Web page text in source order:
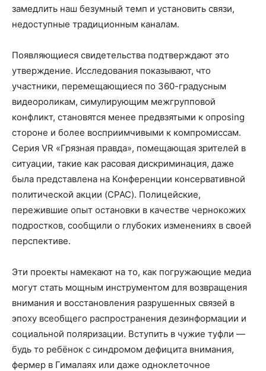
замедлить наш безумный темп и установить связи,
недоступные традиционным каналам.
Появляющиеся свидетельства подтверждают это
утверждение. Исследования показывают, что
участники, перемещающиеся по 360-градусным
видеороликам, симулирующим межгрупповой
конфликт, становятся менее предвзятыми к опposing
стороне и более восприимчивыми к компромиссам.
Серия VR «Грязная правда», помещающая зрителей в
ситуации, такие как расовая дискриминация, даже
была представлена на Конференции консервативной
политической акции (CPAC). Полицейские,
пережившие опыт остановки в качестве чернокожих
подростков, сообщили о глубоких изменениях в своей
перспективе.
Эти проекты намекают на то, как погружающие медиа
могут стать мощным инструментом для возвращения
внимания и восстановления разрушенных связей в
эпоху всеобщего распространения дезинформации и
социальной поляризации. Вступить в чужие туфли —
будь то ребёнок с синдромом дефицита внимания,
фермер в Гималаях или даже одноклеточное